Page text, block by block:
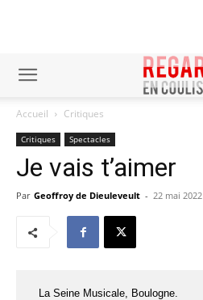
Accueil Critiques
Critiques Spectacles
Je vais t’aimer
Par Geoffroy de Dieuleveult - 22 mai 2022
La Seine Musicale, Boulogne.